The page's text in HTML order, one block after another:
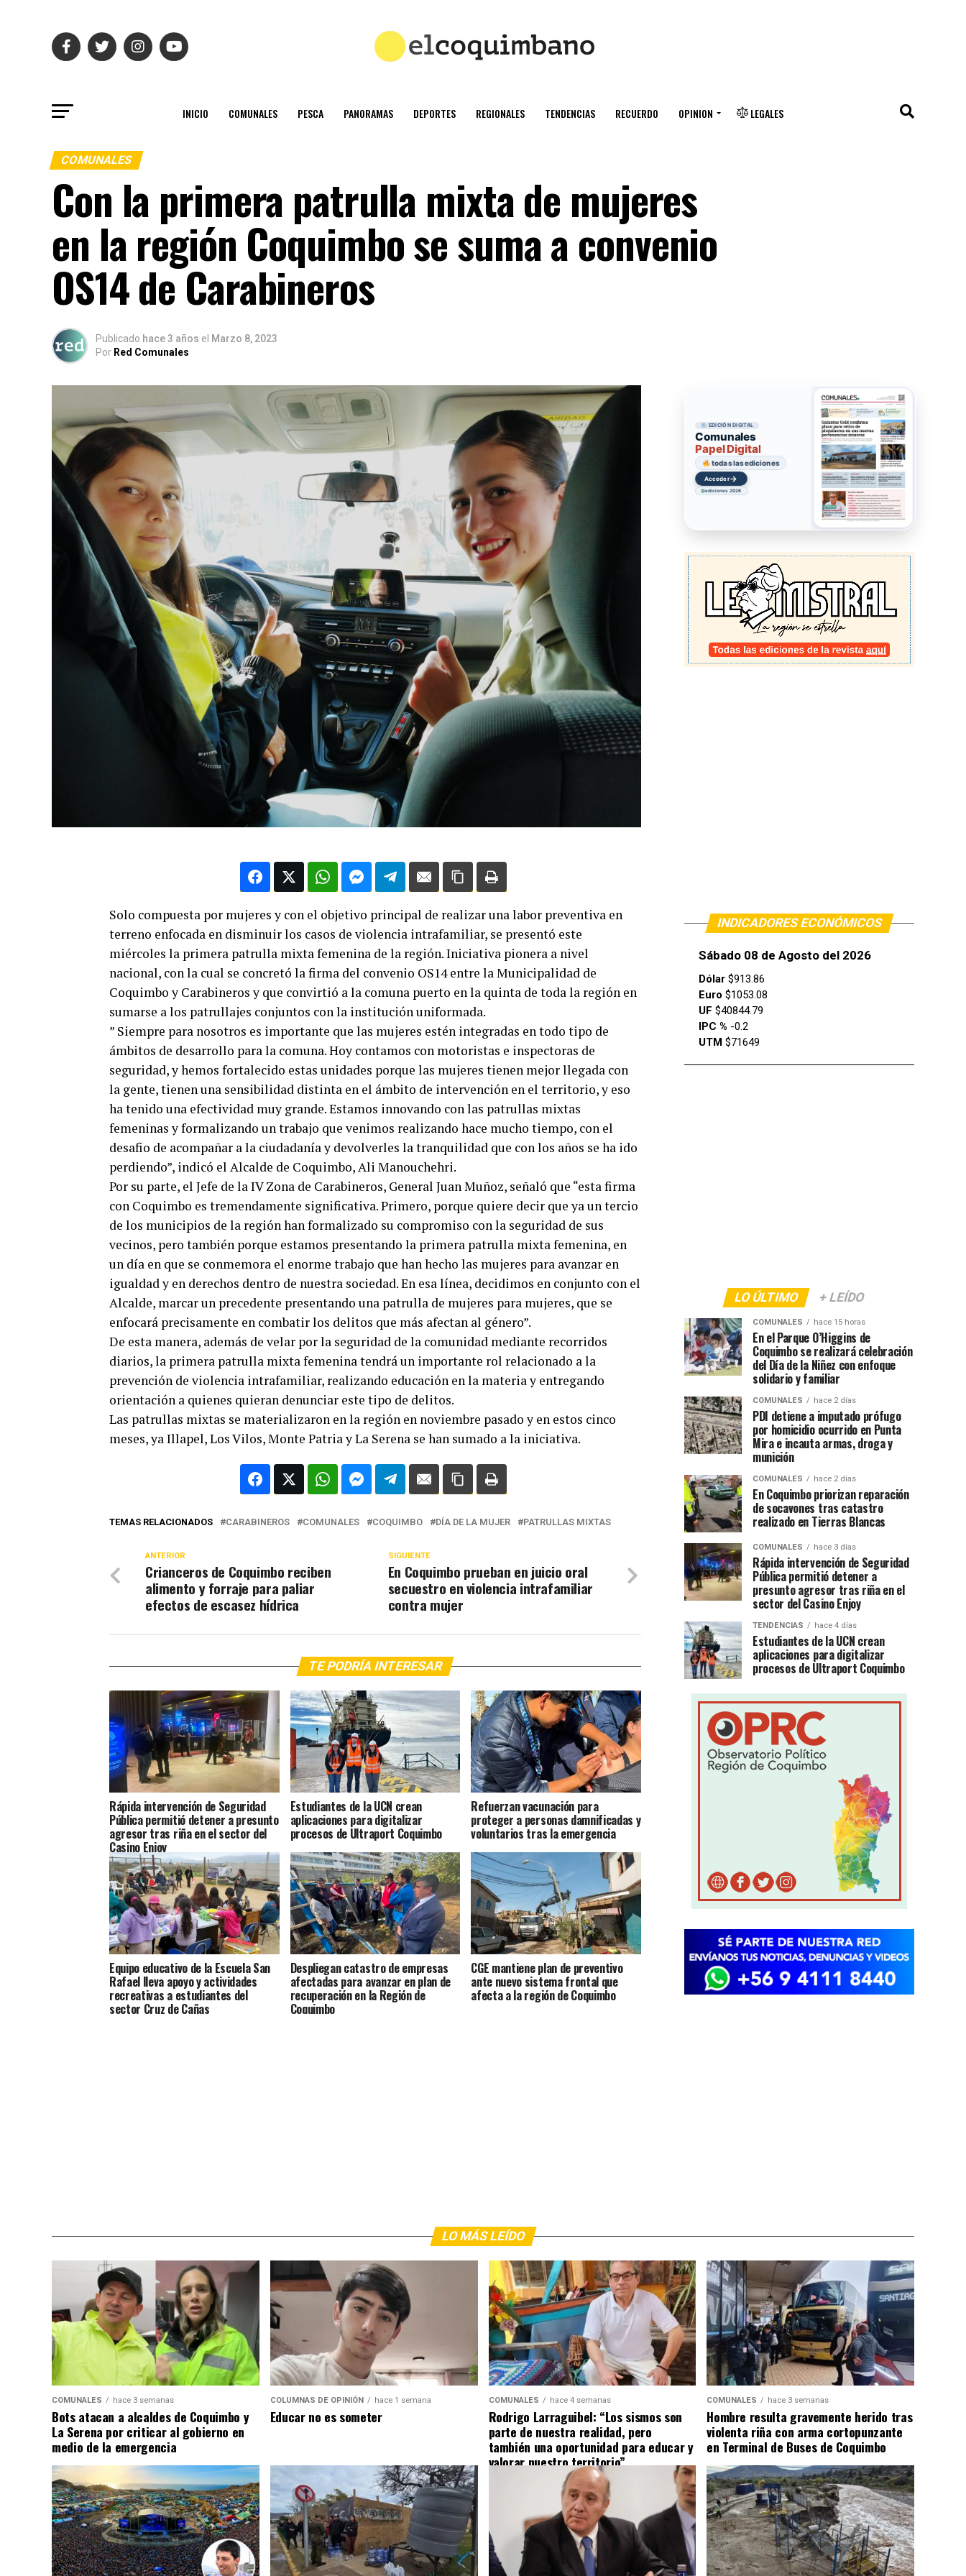
INICIO COMUNALES PESCA PANORAMAS DEPORTES REGIONALES TENDENCIAS RECUERDO OPINION LEGALES
COMUNALES
Con la primera patrulla mixta de mujeres
en la región Coquimbo se suma a convenio
OS14 de Carabineros
Publicado hace 3 años el Marzo 8, 2023
Por Red Comunales
Solo compuesta por mujeres y con el objetivo principal de realizar una labor preventiva en
terreno enfocada en disminuir los casos de violencia intrafamiliar, se presentó este
miércoles la primera patrulla mixta femenina de la región. Iniciativa pionera a nivel
nacional, con la cual se concretó la firma del convenio OS14 entre la Municipalidad de
Coquimbo y Carabineros y que convirtió a la comuna puerto en la quinta de toda la región en
sumarse a los patrullajes conjuntos con la institución uniformada.
” Siempre para nosotros es importante que las mujeres estén integradas en todo tipo de
ámbitos de desarrollo para la comuna. Hoy contamos con motoristas e inspectoras de
seguridad, y hemos fortalecido estas unidades porque las mujeres tienen mejor llegada con
la gente, tienen una sensibilidad distinta en el ámbito de intervención en el territorio, y eso
ha tenido una efectividad muy grande. Estamos innovando con las patrullas mixtas
femeninas y formalizando un trabajo que venimos realizando hace mucho tiempo, con el
desafio de acompañar a la ciudadanía y devolverles la tranquilidad que con los años se ha ido
perdiendo”, indicó el Alcalde de Coquimbo, Ali Manouchehri.
Por su parte, el Jefe de la IV Zona de Carabineros, General Juan Muñoz, señaló que “esta firma
con Coquimbo es tremendamente significativa. Primero, porque quiere decir que ya un tercio
de los municipios de la región han formalizado su compromiso con la seguridad de sus
vecinos, pero también porque estamos presentando la primera patrulla mixta femenina, en
un día en que se conmemora el enorme trabajo que han hecho las mujeres para avanzar en
igualdad y en derechos dentro de nuestra sociedad. En esa línea, decidimos en conjunto con el
Alcalde, marcar un precedente presentando una patrulla de mujeres para mujeres, que se
enfocará precisamente en combatir los delitos que más afectan al género”.
De esta manera, además de velar por la seguridad de la comunidad mediante recorridos
diarios, la primera patrulla mixta femenina tendrá un importante rol relacionado a la
prevención de violencia intrafamiliar, realizando educación en la materia y entregando
orientación a quienes quieran denunciar este tipo de delitos.
Las patrullas mixtas se materializaron en la región en noviembre pasado y en estos cinco
meses, ya Illapel, Los Vilos, Monte Patria y La Serena se han sumado a la iniciativa.
TEMAS RELACIONADOS CARABINEROS COMUNALES COQUIMBO DÍA DE LA MUJER PATRULLAS MIXTAS
SIGUIENTE
En Coquimbo prueban en juicio oral
secuestro en violencia intrafamiliar
contra mujer
ANTERIOR
Crianceros de Coquimbo reciben
alimento y forraje para paliar
efectos de escasez hídrica
TE PODRÍA INTERESAR
Rápida intervención de Seguridad
Pública permitió detener a presunto
agresor tras riña en el sector del
Casino Enjoy
Estudiantes de la UCN crean
aplicaciones para digitalizar
procesos de Ultraport Coquimbo
Refuerzan vacunación para
proteger a personas damnificadas y
voluntarios tras la emergencia
Equipo educativo de la Escuela San
Rafael lleva apoyo y actividades
recreativas a estudiantes del
sector Cruz de Cañas
Despliegan catastro de empresas
afectadas para avanzar en plan de
recuperación en la Región de
Coquimbo
CGE mantiene plan de preventivo
ante nuevo sistema frontal que
afecta a la región de Coquimbo
EDICIÓN DIGITAL
Comunales
Papel Digital
todas las ediciones
Acceder→
ediciones 2026
INDICADORES ECONÓMICOS
Sábado 08 de Agosto del 2026
Dólar $913.86
Euro $1053.08
UF $40844.79
IPC % -0.2
UTM $71649
LO ÚLTIMO + LEÍDO
COMUNALES hace 15 horas
En el Parque O’Higgins de
Coquimbo se realizará celebración
del Día de la Niñez con enfoque
solidario y familiar
COMUNALES hace 2 días
PDI detiene a imputado prófugo
por homicidio ocurrido en Punta
Mira e incauta armas, droga y
munición
COMUNALES hace 2 días
En Coquimbo priorizan reparación
de socavones tras catastro
realizado en Tierras Blancas
COMUNALES hace 3 días
Rápida intervención de Seguridad
Pública permitió detener a
presunto agresor tras riña en el
sector del Casino Enjoy
TENDENCIAS hace 4 días
Estudiantes de la UCN crean
aplicaciones para digitalizar
procesos de Ultraport Coquimbo
LO MÁS LEÍDO
COMUNALES hace 3 semanas
Bots atacan a alcaldes de Coquimbo y
La Serena por criticar al gobierno en
medio de la emergencia
COLUMNAS DE OPINIÓN hace 1 semana
Educar no es someter
COMUNALES hace 4 semanas
Rodrigo Larraguibel: “Los sismos son
parte de nuestra realidad, pero
también una oportunidad para educar y
valorar nuestro territorio”
COMUNALES hace 3 semanas
Hombre resulta gravemente herido tras
violenta riña con arma cortopunzante
en Terminal de Buses de Coquimbo